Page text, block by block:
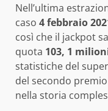
Nell’ultima
caso 4 febbraio
così che il jackpot
quota 103, 1
statistiche del
del secondo
nella storia